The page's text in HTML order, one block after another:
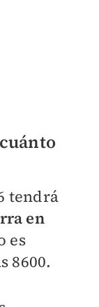
tendrá
en
es
8600.